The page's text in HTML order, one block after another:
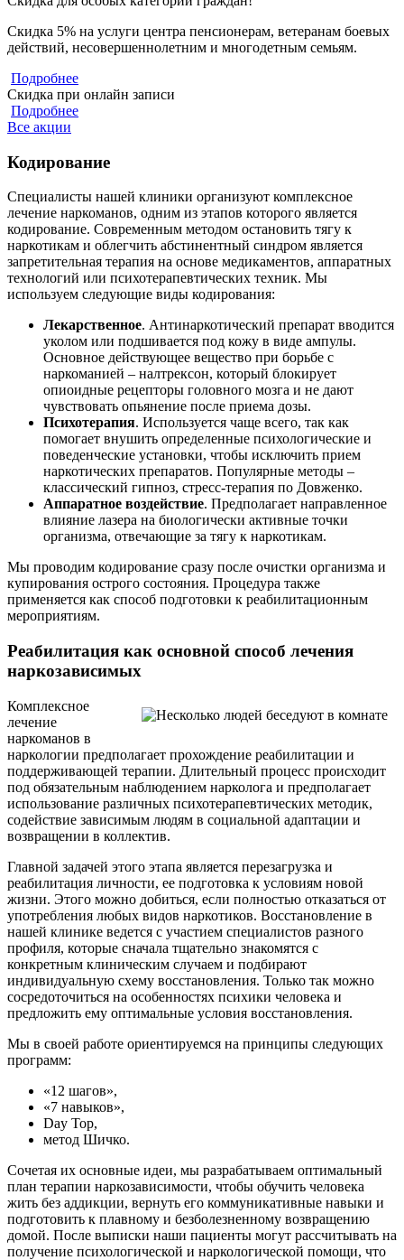
Скидка 5% на услуги центра пенсионерам, ветеранам боевых
действий, несовершеннолетним и многодетным семьям.
Подробнее
Скидка при онлайн записи
Подробнее
Все акции
Кодирование
Специалисты нашей клиники организуют комплексное
лечение наркоманов, одним из этапов которого является
кодирование. Современным методом остановить тягу к
наркотикам и облегчить абстинентный синдром является
запретительная терапия на основе медикаментов, аппаратных
технологий или психотерапевтических техник. Мы
используем следующие виды кодирования:
Лекарственное. Антинаркотический препарат вводится
уколом или подшивается под кожу в виде ампулы.
Основное действующее вещество при борьбе с
наркоманией – налтрексон, который блокирует
опиоидные рецепторы головного мозга и не дают
чувствовать опьянение после приема дозы.
Психотерапия. Используется чаще всего, так как
помогает внушить определенные психологические и
поведенческие установки, чтобы исключить прием
наркотических препаратов. Популярные методы –
классический гипноз, стресс-терапия по Довженко.
Аппаратное воздействие. Предполагает направленное
влияние лазера на биологически активные точки
организма, отвечающие за тягу к наркотикам.
Мы проводим кодирование сразу после очистки организма и
купирования острого состояния. Процедура также
применяется как способ подготовки к реабилитационным
мероприятиям.
Реабилитация как основной способ лечения
наркозависимых
Комплексное
лечение
наркоманов в
наркологии предполагает прохождение реабилитации и
поддерживающей терапии. Длительный процесс происходит
под обязательным наблюдением нарколога и предполагает
использование различных психотерапевтических методик,
содействие зависимым людям в социальной адаптации и
возвращении в коллектив.
Главной задачей этого этапа является перезагрузка и
реабилитация личности, ее подготовка к условиям новой
жизни. Этого можно добиться, если полностью отказаться от
употребления любых видов наркотиков. Восстановление в
нашей клинике ведется с участием специалистов разного
профиля, которые сначала тщательно знакомятся с
конкретным клиническим случаем и подбирают
индивидуальную схему восстановления. Только так можно
сосредоточиться на особенностях психики человека и
предложить ему оптимальные условия восстановления.
Мы в своей работе ориентируемся на принципы следующих
программ:
«12 шагов»,
«7 навыков»,
Day Top,
метод Шичко.
Сочетая их основные идеи, мы разрабатываем оптимальный
план терапии наркозависимости, чтобы обучить человека
жить без аддикции, вернуть его коммуникативные навыки и
подготовить к плавному и безболезненному возвращению
домой. После выписки наши пациенты могут рассчитывать на
получение психологической и наркологической помощи, что